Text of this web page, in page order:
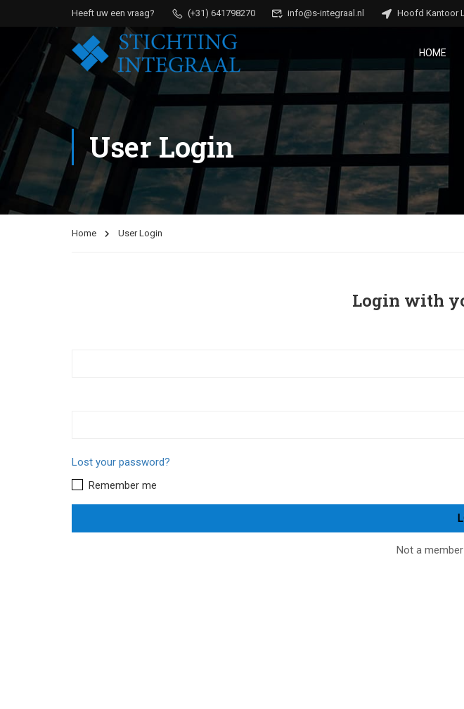
Heeft uw een vraag? (+31) 641798270 info@s-integraal.nl Hoofd Kantoor
HOME
User Login
Home User Login
Login with
Lost your password?
Remember me
Not a